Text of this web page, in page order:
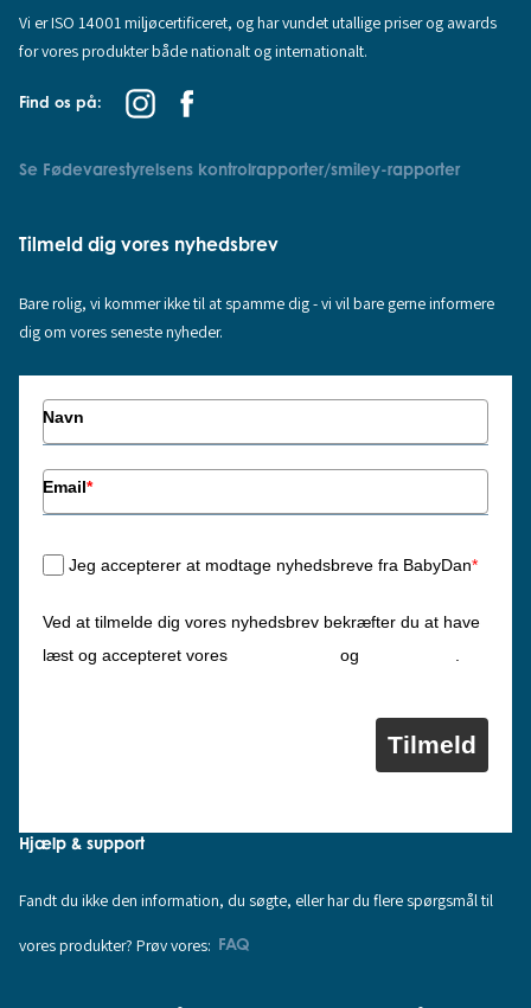
Vi er ISO 14001 miljøcertificeret, og har vundet utallige priser og awards
for vores produkter både nationalt og internationalt.
Find os på:
Se Fødevarestyrelsens kontrolrapporter/smiley-rapporter
Tilmeld dig vores nyhedsbrev
Bare rolig, vi kommer ikke til at spamme dig - vi vil bare gerne informere
dig om vores seneste nyheder.
Navn
Email*
Jeg accepterer at modtage nyhedsbreve fra BabyDan*
Ved at tilmelde dig vores nyhedsbrev bekræfter du at have
læst og accepteret vores
og
Tilmeld
Hjælp & support
Fandt du ikke den information, du søgte, eller har du flere spørgsmål til
vores produkter? Prøv vores: FAQ